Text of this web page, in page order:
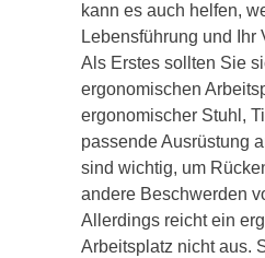
kann es auch helfen,
Lebensführung und Ihr
Als Erstes sollten Sie
ergonomischen
ergonomischer Stuhl,
passende Ausrüstung
sind wichtig, um
andere Beschwerden
Allerdings reicht ein
Arbeitsplatz nicht aus.